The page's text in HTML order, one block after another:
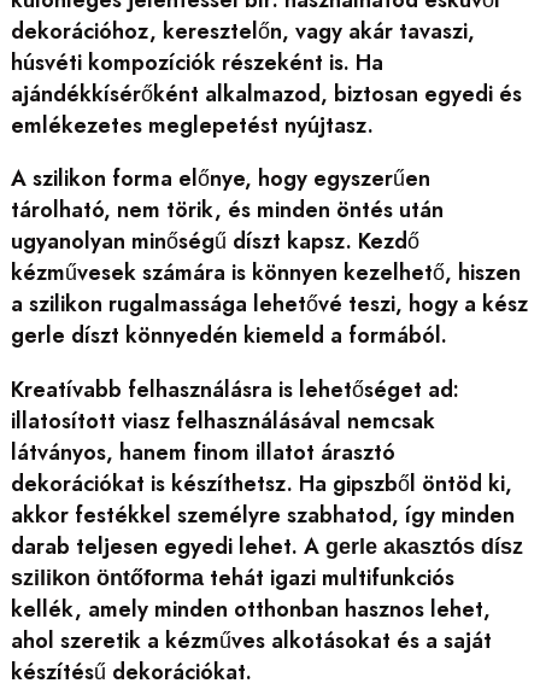
dekorációhoz, keresztelőn, vagy akár tavaszi,
húsvéti kompozíciók részeként is. Ha
ajándékkísérőként alkalmazod, biztosan egyedi és
emlékezetes meglepetést nyújtasz.
A szilikon forma előnye, hogy egyszerűen
tárolható, nem törik, és minden öntés után
ugyanolyan minőségű díszt kapsz. Kezdő
kézművesek számára is könnyen kezelhető, hiszen
a szilikon rugalmassága lehetővé teszi, hogy a kész
gerle díszt könnyedén kiemeld a formából.
Kreatívabb felhasználásra is lehetőséget ad:
illatosított viasz felhasználásával nemcsak
látványos, hanem finom illatot árasztó
dekorációkat is készíthetsz. Ha gipszből öntöd ki,
akkor festékkel személyre szabhatod, így minden
darab teljesen egyedi lehet. A gerle akasztós dísz
szilikon öntőformatehát igazi multifunkciós
kellék, amely minden otthonban hasznos lehet,
ahol szeretik a kézműves alkotásokat és a saját
készítésű dekorációkat.